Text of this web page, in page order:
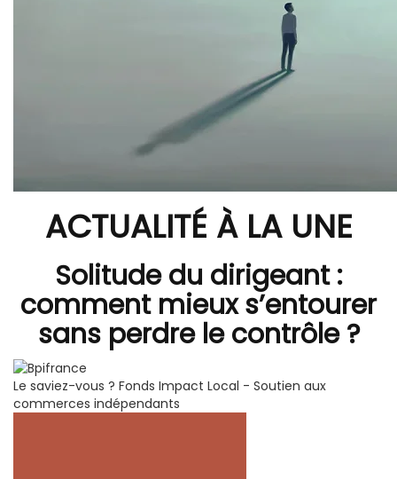
ACTUALITÉ À LA UNE
Solitude du dirigeant :
comment mieux s’entourer
sans perdre le contrôle ?
Le saviez-vous ? Fonds Impact Local - Soutien aux
commerces indépendants